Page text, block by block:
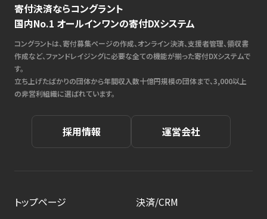
寄付決済ならコングラント
国内No.1 オールインワンの寄付DXシステム
コングラントは、寄付募集ページの作成、オンライン決済、支援者管理、領収書
作成など、ファンドレイジングに必要な全ての機能が揃った寄付DXシステムで
す。
立ち上げたばかりの団体から年間収入数十億円規模の団体まで、3,000以上
の非営利組織に選ばれています。
採用情報 運営会社
トップページ
決済/CRM